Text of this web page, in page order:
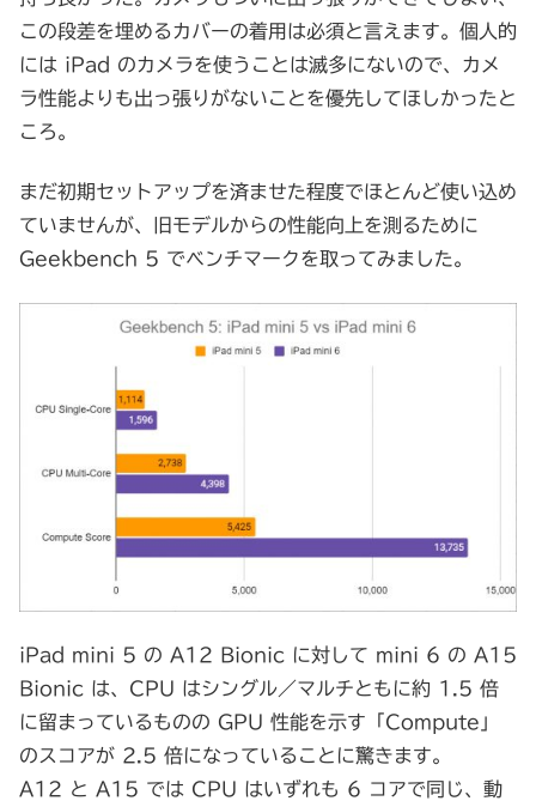
この段差を埋めるカバーの着用は必須と言えます。個人的
には iPad のカメラを使うことは滅多にないので、カメ
ラ性能よりも出っ張りがないことを優先してほしかったと
ころ。
まだ初期セットアップを済ませた程度でほとんど使い込め
ていませんが、旧モデルからの性能向上を測るために
Geekbench 5 でベンチマークを取ってみました。
iPad mini 5 の A12 Bionic に対して mini 6 の A15
Bionic は、CPU はシングル／マルチともに約 1.5 倍
に留まっているものの GPU 性能を示す「Compute」
のスコアが 2.5 倍になっていることに驚きます。
A12 と A15 では CPU はいずれも 6 コアで同じ、動